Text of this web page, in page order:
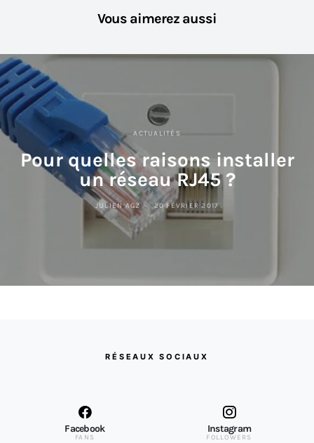
Vous aimerez aussi
ACTUALITÉS
Pour quelles raisons installer
un réseau RJ45 ?
JULIEN AGZ 20 FÉVRIER 2017
RÉSEAUX SOCIAUX
Facebook
FANS
Instagram
FOLLOWERS